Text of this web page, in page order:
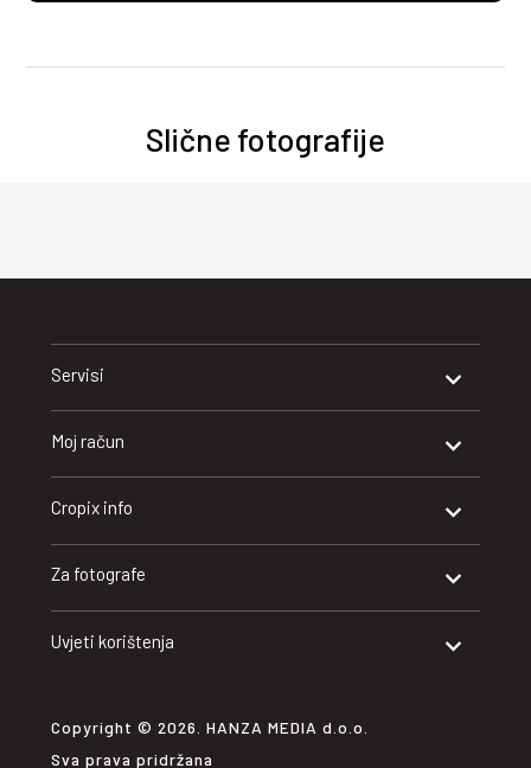
Slične fotografije
Servisi
Moj račun
Cropix info
Za fotografe
Uvjeti korištenja
Copyright © 2026. HANZA MEDIA d.o.o.
Sva prava pridržana